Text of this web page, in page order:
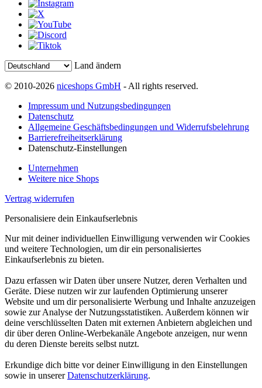
Land ändern
© 2010-2026 niceshops GmbH - All rights reserved.
Impressum und Nutzungsbedingungen
Datenschutz
Allgemeine Geschäftsbedingungen und Widerrufsbelehrung
Barrierefreiheitserklärung
Datenschutz-Einstellungen
Unternehmen
Weitere nice Shops
Vertrag widerrufen
Personalisiere dein Einkaufserlebnis
Nur mit deiner individuellen Einwilligung verwenden wir Cookies
und weitere Technologien, um dir ein personalisiertes
Einkaufserlebnis zu bieten.
Dazu erfassen wir Daten über unsere Nutzer, deren Verhalten und
Geräte. Diese nutzen wir zur laufenden Optimierung unserer
Website und um dir personalisierte Werbung und Inhalte anzuzeigen
sowie zur Analyse der Nutzungsstatistiken. Außerdem können wir
deine verschlüsselten Daten mit externen Anbietern abgleichen und
dir über deren Online-Werbekanäle Angebote anzeigen, nur wenn
du deren Dienste bereits selbst nutzt.
Erkundige dich bitte vor deiner Einwilligung in den Einstellungen
sowie in unsererDatenschutzerklärung.